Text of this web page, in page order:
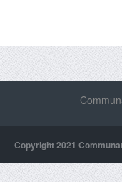
Copyright 2021